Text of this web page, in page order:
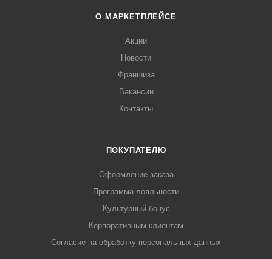
О МАРКЕТПЛЕЙСЕ
Акции
Новости
Франшиза
Вакансии
Контакты
ПОКУПАТЕЛЮ
Оформление заказа
Программа лояльности
Культурный бонус
Корпоративным клиентам
Согласие на обработку персональных данных